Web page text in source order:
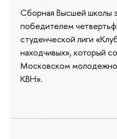
Сборная Высшей школы
победителем
студенческой лиги
находчивых», который
Московском
КВН».